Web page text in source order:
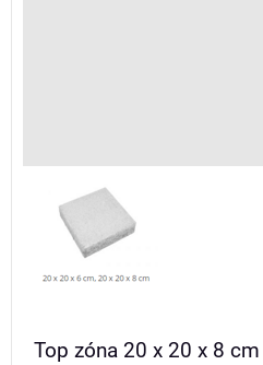
Top zóna 20 x 20 x 8 cm